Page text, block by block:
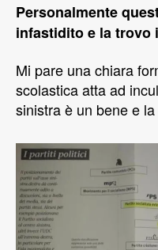
Personalmente
infastidito e la trovo
Mi pare una chiara
scolastica atta ad
sinistra è un bene e